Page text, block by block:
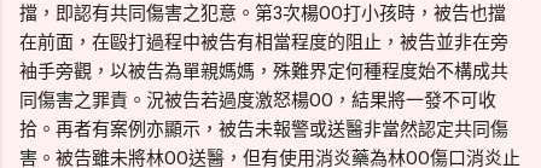
擋，即認有共同傷害之犯意。第3次楊OO打小孩時，被告也擋
在前面，在毆打過程中被告有相當程度的阻止，被告並非在旁
袖手旁觀，以被告為單親媽媽，殊難界定何種程度始不構成共
同傷害之罪責。況被告若過度激怒楊OO，結果將一發不可收
拾。再者有案例亦顯示，被告未報警或送醫非當然認定共同傷
害。被告雖未將林OO送醫，但有使用消炎藥為林OO傷口消炎止